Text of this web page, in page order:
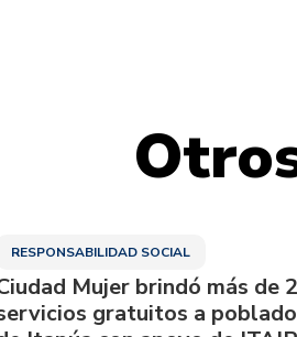
RESPONSABILIDAD SOCIAL
Mujer brindó más de
gratuitos a